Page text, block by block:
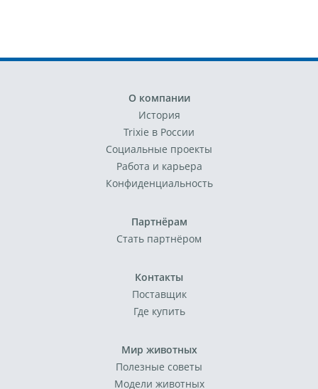
О компании
История
Trixie в России
Социальные проекты
Работа и карьера
Конфиденциальность
Партнёрам
Стать партнёром
Контакты
Поставщик
Где купить
Мир животных
Полезные советы
Модели животных